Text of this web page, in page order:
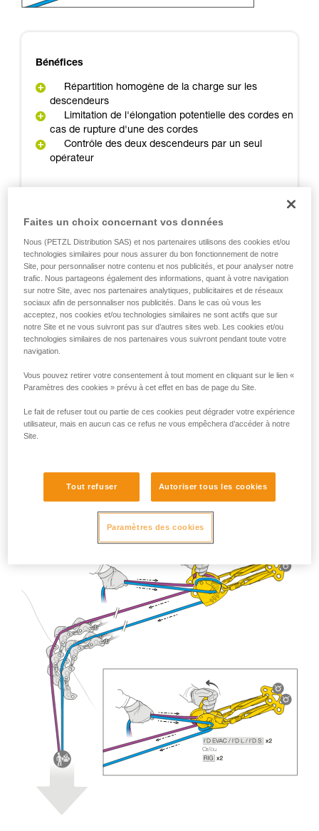
liées à votre activité. Il peut en exister d’autres
Bénéfices
Répartition homogène de la charge sur les
descendeurs
Limitation de l'élongation potentielle des cordes en
cas de rupture d'une des cordes
Contrôle des deux descendeurs par un seul
opérateur
Proximité des cordes qui sont exposées
Nécessité d'une personne en back-up
Utilisation à la descente
Faites un choix concernant vos données
Nous (PETZL Distribution SAS) et nos partenaires utilisons des cookies et/ou
technologies similaires pour nous assurer du bon fonctionnement de notre
Site, pour personnaliser notre contenu et nos publicités, et pour analyser notre
trafic. Nous partageons également des informations, quant à votre navigation
sur notre Site, avec nos partenaires analytiques, publicitaires et de réseaux
sociaux afin de personnaliser nos publicités. Dans le cas où vous les
acceptez, nos cookies et/ou technologies similaires ne sont actifs que sur
notre Site et ne vous suivront pas sur d’autres sites web. Les cookies et/ou
technologies similaires de nos partenaires vous suivront pendant toute votre
navigation.
Vous pouvez retirer votre consentement à tout moment en cliquant sur le lien «
Paramètres des cookies » prévu à cet effet en bas de page du Site.
Le fait de refuser tout ou partie de ces cookies peut dégrader votre expérience
utilisateur, mais en aucun cas ce refus ne vous empêchera d’accéder à notre
Site.
Tout refuser Autoriser tous les cookies
Paramètres des cookies